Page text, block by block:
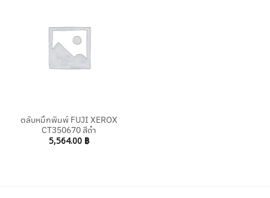
ตลับหมึกพิมพ์ FUJI XEROX
CT350670 สีดำ
5,564.00 ฿